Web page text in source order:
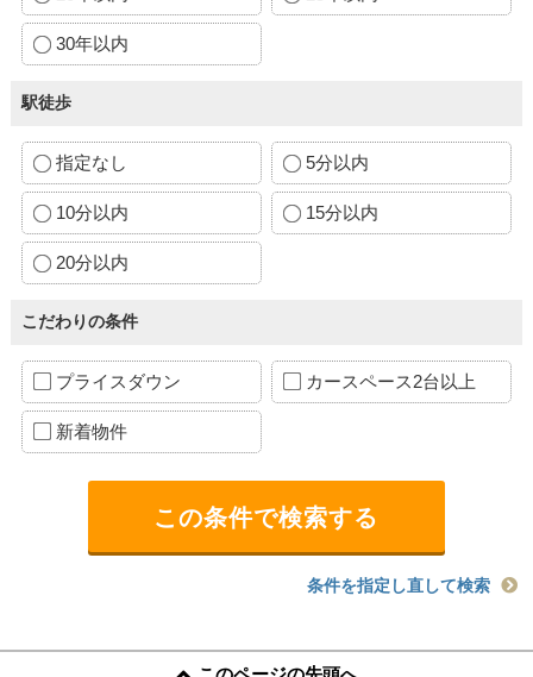
30年以内
駅徒歩
指定なし 5分以内
10分以内 15分以内
20分以内
こだわりの条件
プライスダウン カースペース2台以上
新着物件
条件を指定し直して検索